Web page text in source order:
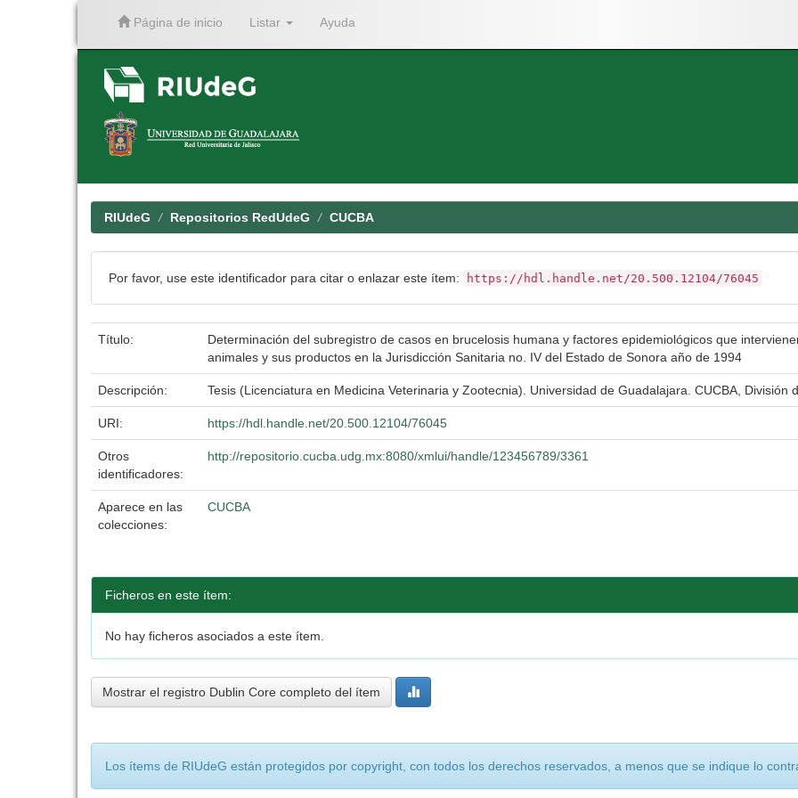
Página de inicio Listar Ayuda
RIUdeG Repositorios RedUdeG CUCBA
Por favor, use este identificador para citar o enlazar este ítem: https://hdl.handle.net/20.500.12104/76045
Título:
Determinación del subregistro de casos en brucelosis humana y factores epidemiológicos que
animales y sus productos en la Jurisdicción Sanitaria no. IV del Estado de Sonora año de 1994
Descripción: Tesis (Licenciatura en Medicina Veterinaria y Zootecnia). Universidad de Guadalajara. CUCBA, División
URI: https://hdl.handle.net/20.500.12104/76045
Otros
identificadores:
http://repositorio.cucba.udg.mx:8080/xmlui/handle/123456789/3361
Aparece en las
colecciones:
CUCBA
Ficheros en este ítem:
No hay ficheros asociados a este ítem.
Mostrar el registro Dublin Core completo del ítem
Los ítems de RIUdeG están protegidos por copyright, con todos los derechos reservados, a menos que se indique lo